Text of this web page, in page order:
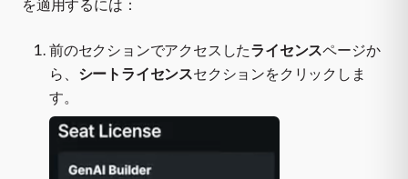
を適用するには：
前のセクションでアクセスしたライセンスページか
ら、 シートライセンスセクションをクリックしま
す。